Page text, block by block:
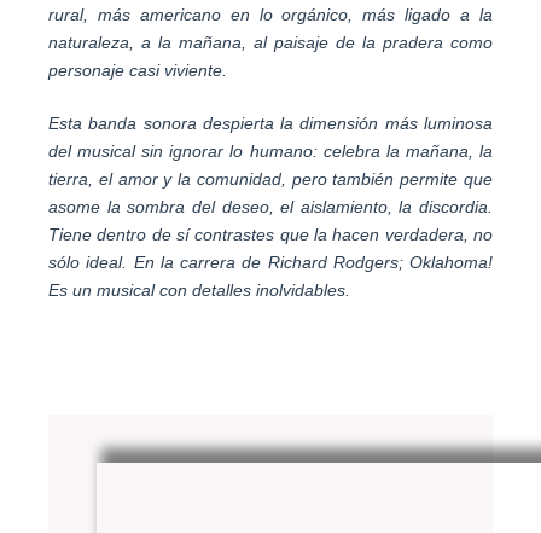
rural, más americano en lo orgánico, más ligado a la
naturaleza, a la mañana, al paisaje de la pradera como
personaje casi viviente.
Esta banda sonora despierta la dimensión más luminosa
del musical sin ignorar lo humano: celebra la mañana, la
tierra, el amor y la comunidad, pero también permite que
asome la sombra del deseo, el aislamiento, la discordia.
Tiene dentro de sí contrastes que la hacen verdadera, no
sólo ideal. En la carrera de Richard Rodgers; Oklahoma!
Es un musical con detalles inolvidables.